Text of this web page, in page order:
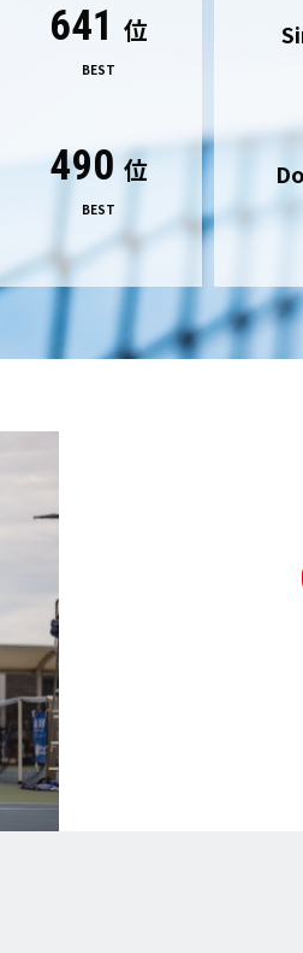
641 位
BEST
490 位
BEST